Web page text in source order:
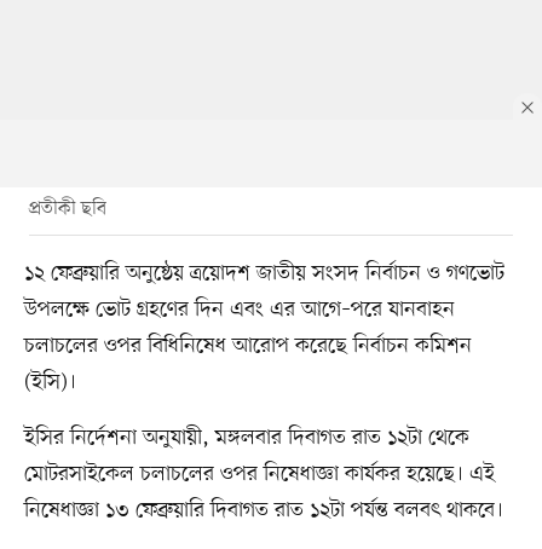
প্রতীকী ছবি
১২ ফেব্রুয়ারি অনুষ্ঠেয় ত্রয়োদশ জাতীয় সংসদ নির্বাচন ও গণভোট
উপলক্ষে ভোট গ্রহণের দিন এবং এর আগে–পরে যানবাহন
চলাচলের ওপর বিধিনিষেধ আরোপ করেছে নির্বাচন কমিশন
(ইসি)।
ইসির নির্দেশনা অনুযায়ী, মঙ্গলবার দিবাগত রাত ১২টা থেকে
মোটরসাইকেল চলাচলের ওপর নিষেধাজ্ঞা কার্যকর হয়েছে। এই
নিষেধাজ্ঞা ১৩ ফেব্রুয়ারি দিবাগত রাত ১২টা পর্যন্ত বলবৎ থাকবে।